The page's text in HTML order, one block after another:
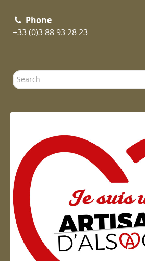
Phone
+33 (0)3 88 93 28 23
Search
...